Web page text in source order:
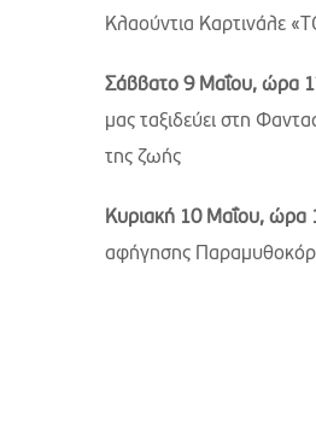
Κλαούντια Καρτινάλε
Σάββατο 9 Μαΐου, ώρα
μας ταξιδεύει στη
της ζωής
Κυριακή 10 Μαΐου, ώρα
αφήγησης